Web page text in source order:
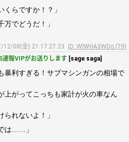
らですか！？」
でどうだ！」
12/08(金) 21:17:27.23
ID: WlWHA3WDo (79)
速報VIPがお送りします [sage saga]
利すぎる！サブマシンガンの相場で
上がってこっちも家計が火の車なん
れないよ！」
は……」